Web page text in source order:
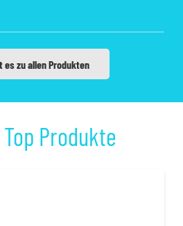
es zu allen Produkten
Produkte